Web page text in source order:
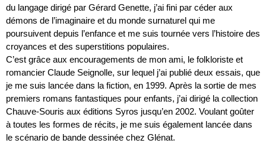
du langage dirigé par Gérard Genette, j’ai fini par céder aux
démons de l’imaginaire et du monde surnaturel qui me
poursuivent depuis l’enfance et me suis tournée vers l’histoire des
croyances et des superstitions populaires.
C’est grâce aux encouragements de mon ami, le folkloriste et
romancier Claude Seignolle, sur lequel j’ai publié deux essais, que
je me suis lancée dans la fiction, en 1999. Après la sortie de mes
premiers romans fantastiques pour enfants, j’ai dirigé la collection
Chauve-Souris aux éditions Syros jusqu’en 2002. Voulant goûter
à toutes les formes de récits, je me suis également lancée dans
le scénario de bande dessinée chez Glénat.